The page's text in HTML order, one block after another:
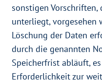
sonstigen
unterliegt, vorgesehen
Löschung der Daten
durch die genannten
Speicherfrist abläuft,
Erforderlichkeit zur